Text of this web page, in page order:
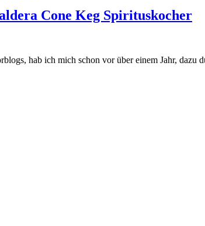
Cone Keg Spirituskocher
hab ich mich schon vor über einem Jahr, dazu